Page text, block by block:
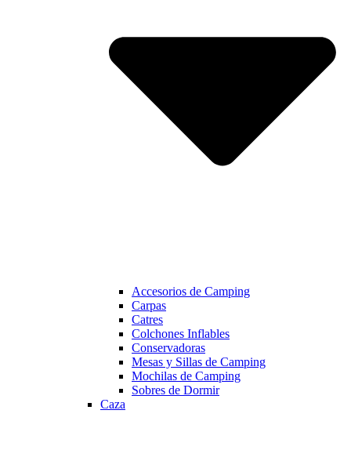
Accesorios de Camping
Carpas
Catres
Colchones Inflables
Conservadoras
Mesas y Sillas de Camping
Mochilas de Camping
Sobres de Dormir
Caza